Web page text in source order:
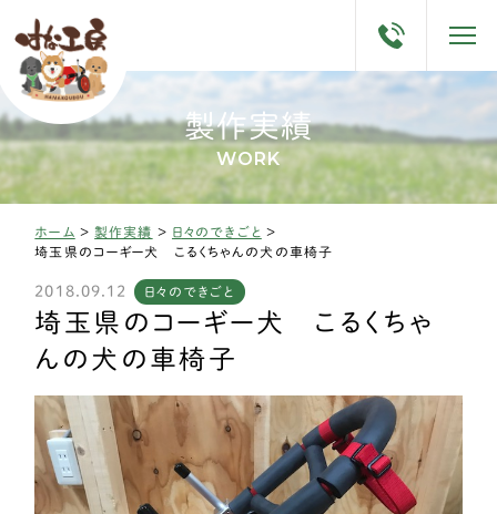
製作実績
WORK
ホーム >製作実績 > 日々のできごと >
埼玉県のコーギー犬 こるくちゃんの犬の車椅子
2018.09.12 日々のできごと
埼玉県のコーギー犬 こるくちゃ
んの犬の車椅子